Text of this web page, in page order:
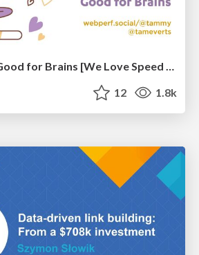
Performance Is Good for Brains [We Love Speed 2024]
12 1.8k